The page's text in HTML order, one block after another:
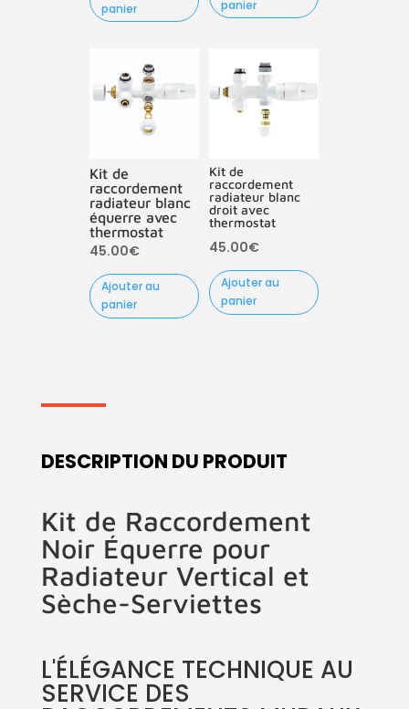
était :
panier panier
Kit de
raccordement
radiateur blanc
équerre avec
thermostat
45.00€
Ajouter au
panier
Kit de
raccordement
radiateur blanc
droit avec
thermostat
45.00€
Ajouter au
panier
DESCRIPTION DU PRODUIT
Kit de Raccordement
Noir Équerre pour
Radiateur Vertical et
Sèche-Serviettes
L'ÉLÉGANCE TECHNIQUE AU
SERVICE DES